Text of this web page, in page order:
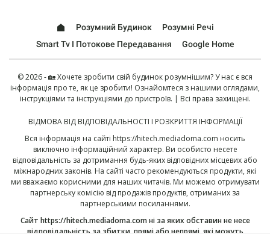
Розумний Будинок
Розумні Речі
Smart Tv І Потокове Передавання
Google Home
© 2026 - 🏡 Хочете зробити свій будинок розумнішим? У нас є вся
інформація про те, як це зробити! Ознайомтеся з нашими оглядами,
інструкціями та інструкціями до пристроїв. | Всі права захищені.
ВІДМОВА ВІД ВІДПОВІДАЛЬНОСТІ І РОЗКРИТТЯ ІНФОРМАЦІЇ
Вся інформація на сайті https://hitech.mediadoma.com носить
виключно інформаційний характер. Ви особисто несете
відповідальність за дотримання будь-яких відповідних місцевих або
міжнародних законів. На сайті часто рекомендуються продукти, які
ми вважаємо корисними для наших читачів. Ми можемо отримувати
партнерську комісію від продажів продуктів, отриманих за
партнерськими посиланнями.
Сайт https://hitech.mediadoma.comні за яких обставин не несе
відповідальність за збитки, прямі або непрямі, які можуть